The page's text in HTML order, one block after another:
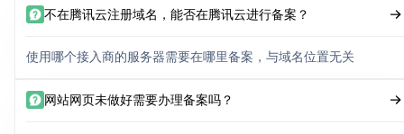
不在腾讯云注册域名，能否在腾讯云进行备案？
使用哪个接入商的服务器需要在哪里备案，与域名位置无关
网站网页未做好需要办理备案吗？